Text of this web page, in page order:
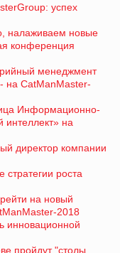
успех
налаживаем новые
конференция
менеджмент
на CatManMaster-
Информационно-
интеллект» на
директор компании
роста
на новый
2018
инновационной
пройдут "столы